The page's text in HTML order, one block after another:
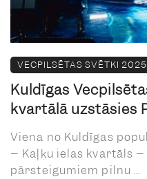
VECPILSĒTAS SVĒTKI 2025
Kuldīgas
kvartālā uzstāsies
Viena no Kuldīgas
– Kaļķu ielas kvartāls
pārsteigumiem pilnu ...